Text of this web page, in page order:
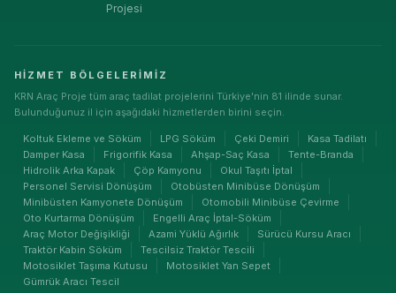
Projesi
HIZMET BÖLGELERIMIZ
KRN Araç Proje tüm araç tadilat projelerini Türkiye'nin 81 ilinde sunar.
Bulunduğunuz il için aşağıdaki hizmetlerden birini seçin.
Koltuk Ekleme ve Söküm LPG Söküm Çeki Demiri
Kasa Tadilatı
Damper Kasa
Frigorifik Kasa Ahşap-Saç Kasa
Tente-Branda
Hidrolik Arka Kapak
Çöp Kamyonu
Okul Taşıtı İptal
Personel Servisi Dönüşüm
Otobüsten Minibüse Dönüşüm
Minibüsten Kamyonete Dönüşüm
Otomobili Minibüse Çevirme
Oto Kurtarma Dönüşüm
Engelli Araç İptal-Söküm
Araç Motor Değişikliği
Azami Yüklü Ağırlık
Sürücü Kursu Aracı
Traktör Kabin Söküm
Tescilsiz Traktör Tescili
Motosiklet Taşıma Kutusu
Motosiklet Yan Sepet
Gümrük Aracı Tescil